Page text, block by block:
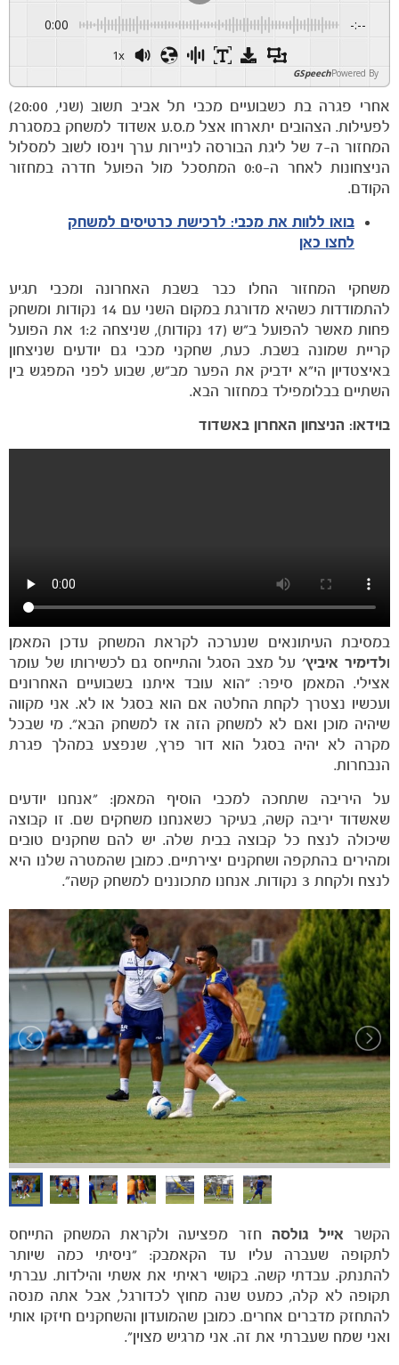
הקבוצות
משחקים
ותוצאות
0:00 -:--
1x
Powered By
GSpeech
אחרי פגרה בת כשבועיים מכבי תל אביב תשוב (שני, 20:00)
לפעילות. הצהובים יתארחו אצל מ.ס.ע אשדוד למשחק במסגרת
המחזור ה-7 של ליגת הבורסה לניירות ערך וינסו לשוב למסלול
הניצחונות לאחר ה-0:0 המתסכל מול הפועל חדרה במחזור
הקודם.
בואו ללוות את מכבי: לרכישת כרטיסים למשחק
לחצו כאן
משחקי המחזור החלו כבר בשבת האחרונה ומכבי תגיע
להתמודדות כשהיא מדורגת במקום השני עם 14 נקודות ומשחק
פחות מאשר להפועל ב"ש (17 נקודות), שניצחה 1:2 את הפועל
קריית שמונה בשבת. כעת, שחקני מכבי גם יודעים שניצחון
באיצטדיון הי"א ידביק את הפער מב"ש, שבוע לפני המפגש בין
השתיים בבלומפילד במחזור הבא.
בוידאו: הניצחון האחרון באשדוד
במסיבת העיתונאים שנערכה לקראת המשחק עדכן המאמן
ולדימיר איביץ'על מצב הסגל והתייחס גם לכשירותו של עומר
אצילי. המאמן סיפר: "הוא עובד איתנו בשבועיים האחרונים
ועכשיו נצטרך לקחת החלטה אם הוא בסגל או לא. אני מקווה
שיהיה מוכן ואם לא למשחק הזה אז למשחק הבא". מי שבכל
מקרה לא יהיה בסגל הוא דור פרץ, שנפצע במהלך פגרת
הנבחרות.
על היריבה שתחכה למכבי הוסיף המאמן: "אנחנו יודעים
שאשדוד יריבה קשה, בעיקר כשאנחנו משחקים שם. זו קבוצה
שיכולה לנצח כל קבוצה בבית שלה. יש להם שחקנים טובים
ומהירים בהתקפה ושחקנים יצירתיים. כמובן שהמטרה שלנו היא
לנצח ולקחת 3 נקודות. אנחנו מתכוננים למשחק קשה".
הקשר אייל גולסה חזר מפציעה ולקראת המשחק התייחס
לתקופה שעברה עליו עד הקאמבק: "ניסיתי כמה שיותר
להתנתק. עבדתי קשה. בקושי ראיתי את אשתי והילדות. עברתי
תקופה לא קלה, כמעט שנה מחוץ לכדורגל, אבל אתה מנסה
להתחזק מדברים אחרים. כמובן שהמועדון והשחקנים חיזקו אותי
ואני שמח שעברתי את זה. אני מרגיש מצוין".